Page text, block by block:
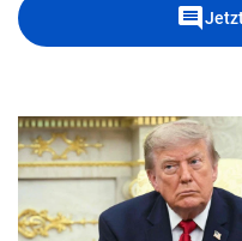
comment